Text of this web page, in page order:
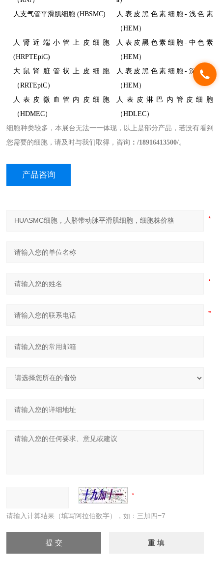
人支气管平滑肌细胞 (HBSMC)
人表皮黑色素细胞-浅色素
（HEM）
人肾近端小管上皮细胞
(HRPTEpiC)
人表皮黑色素细胞-中色素
（HEM）
大鼠肾脏管状上皮细胞
（RRTEpiC）
人表皮黑色素细胞-深色素
（HEM）
人表皮微血管内皮细胞
（HDMEC）
人表皮淋巴内管皮细胞
（HDLEC）
细胞种类较多，本展台无法一一体现 ， 以上是部分产品，若没有看到
您需要的细胞，请及时与我们取得，咨询 ：/18916413500/。
产品咨询
请输入计算结果（填写阿拉伯数字），如：三加四=7